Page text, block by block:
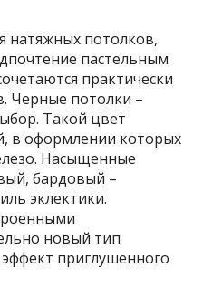
натяжных потолков,
пастельным
практически
Черные потолки –
Такой цвет
в оформлении которых
Насыщенные
бардовый –
эклектики.
новый тип
приглушенного